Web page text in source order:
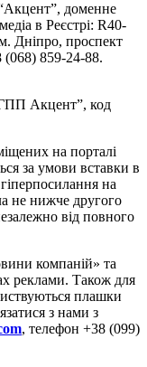
доменне
в Реєстрі: R40-
Дніпро, проспект
859-24-88.
Акцент”, код
на порталі
за умови вставки в
на
не нижче другого
від повного
компаній» та
реклами. Також для
плашки
з нами з
, телефон +38 (099)